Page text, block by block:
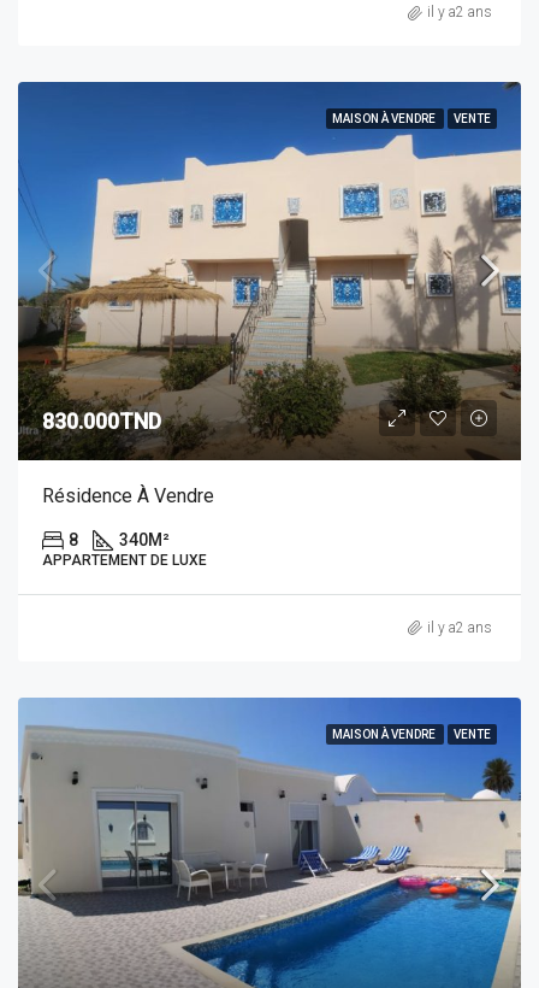
il y a2 ans
MAISON À VENDRE VENTE
830.000TND
Résidence À Vendre
8 340M²
APPARTEMENT DE LUXE
il y a2 ans
MAISON À VENDRE VENTE